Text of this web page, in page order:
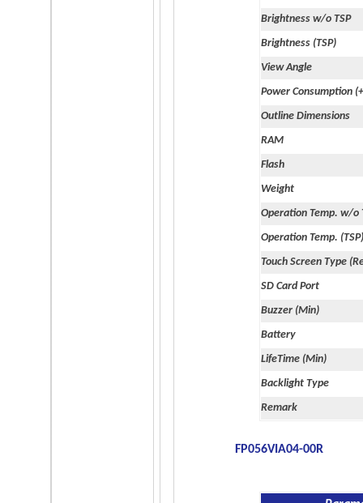
Brightness w/o TSP
Brightness (TSP)
View Angle
Power Consumption
Outline Dimensions
RAM
Flash
Weight
Operation Temp. w/o
Operation Temp. (TSP)
Touch Screen Type
SD Card Port
Buzzer (Min)
Battery
LifeTime (Min)
Backlight Type
Remark
FP056VIA04-00R